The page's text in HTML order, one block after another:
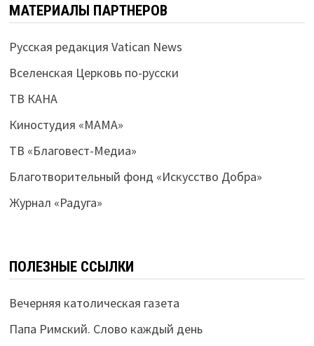
МАТЕРИАЛЫ ПАРТНЕРОВ
Русская редакция Vatican News
Вселенская Церковь по-русски
ТВ КАНА
Киностудия «МАМА»
ТВ «Благовест-Медиа»
Благотворительный фонд «Искусство Добра»
Журнал «Радуга»
ПОЛЕЗНЫЕ ССЫЛКИ
Вечерняя католическая газета
Папа Римский. Слово каждый день